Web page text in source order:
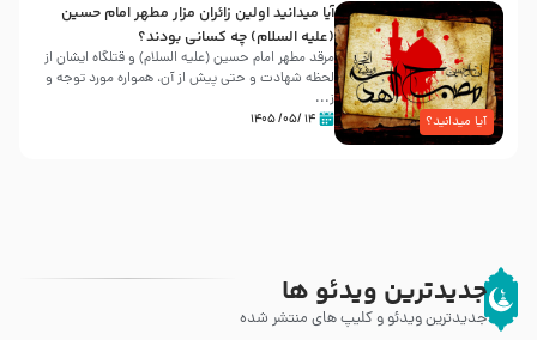
آیا میدانید؟
آیا میدانید اولین زائران مزار مطهر امام حسین
(علیه السلام) چه کسانی بودند؟
مرقد مطهر امام حسین (علیه السلام) و قتلگاه ایشان از
لحظه شهادت و حتی پیش از آن، همواره مورد توجه و
ز...
۱۴ /۰۵/ ۱۴۰۵
جدیدترین ویدئو ها
جدیدترین ویدئو و کلیپ های منتشر شده